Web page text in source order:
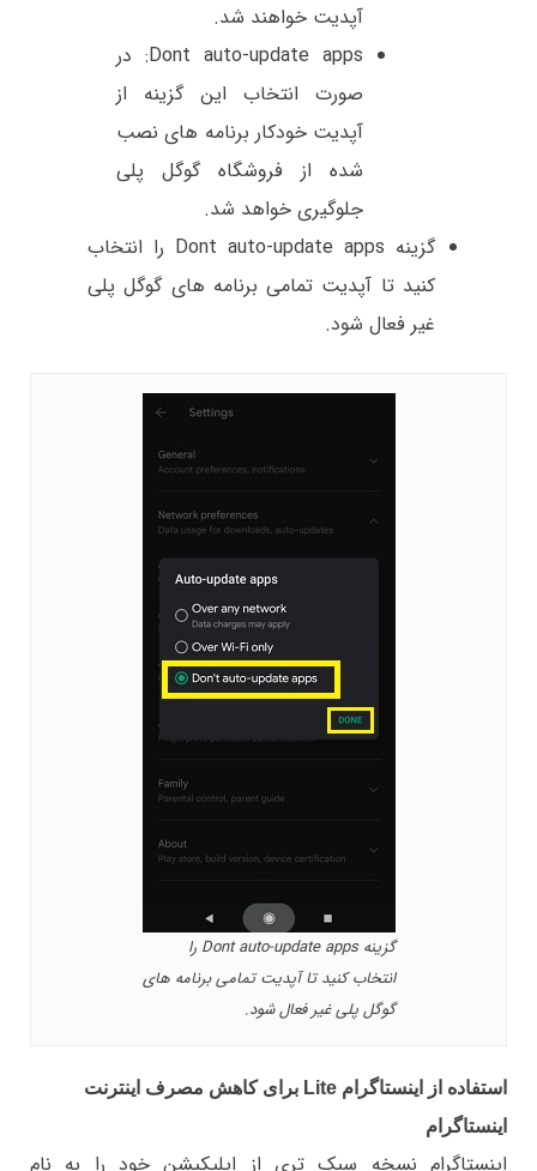
آپدیت خواهند شد.
Dont auto-update apps: در
صورت انتخاب این گزینه از
آپدیت خودکار برنامه های نصب
شده از فروشگاه گوگل پلی
جلوگیری خواهد شد.
گزینه Dont auto-update apps را انتخاب
کنید تا آپدیت تمامی برنامه های گوگل پلی
غیر فعال شود.
گزینه Dont auto-update apps را
انتخاب کنید تا آپدیت تمامی برنامه های
گوگل پلی غیر فعال شود.
استفاده از اینستاگرام Lite برای کاهش مصرف اینترنت
اینستاگرام
اینستاگرام نسخه سبک تری از اپلیکیشن خود را به نام